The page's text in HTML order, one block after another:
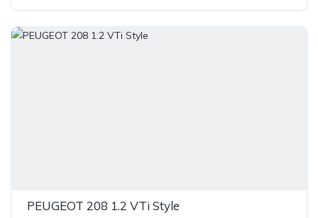
PEUGEOT 208 1.2 VTi Style